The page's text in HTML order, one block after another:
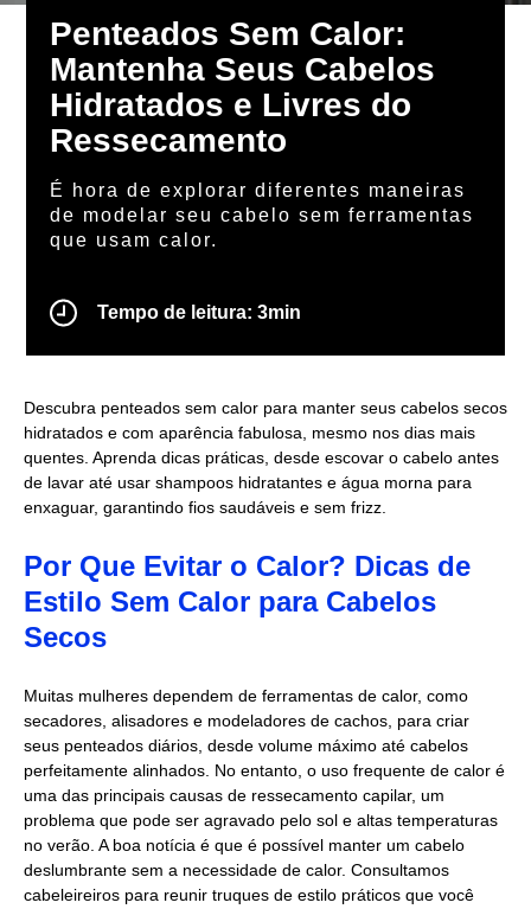
Penteados Sem Calor:
Mantenha Seus Cabelos
Hidratados e Livres do
Ressecamento
É hora de explorar diferentes maneiras
de modelar seu cabelo sem ferramentas
que usam calor.
Tempo de leitura: 3min
Descubra penteados sem calor para manter seus cabelos secos
hidratados e com aparência fabulosa, mesmo nos dias mais
quentes. Aprenda dicas práticas, desde escovar o cabelo antes
de lavar até usar shampoos hidratantes e água morna para
enxaguar, garantindo fios saudáveis e sem frizz.
Por Que Evitar o Calor? Dicas de
Estilo Sem Calor para Cabelos
Secos
Muitas mulheres dependem de ferramentas de calor, como
secadores, alisadores e modeladores de cachos, para criar
seus penteados diários, desde volume máximo até cabelos
perfeitamente alinhados. No entanto, o uso frequente de calor é
uma das principais causas de ressecamento capilar, um
problema que pode ser agravado pelo sol e altas temperaturas
no verão. A boa notícia é que é possível manter um cabelo
deslumbrante sem a necessidade de calor. Consultamos
cabeleireiros para reunir truques de estilo práticos que você